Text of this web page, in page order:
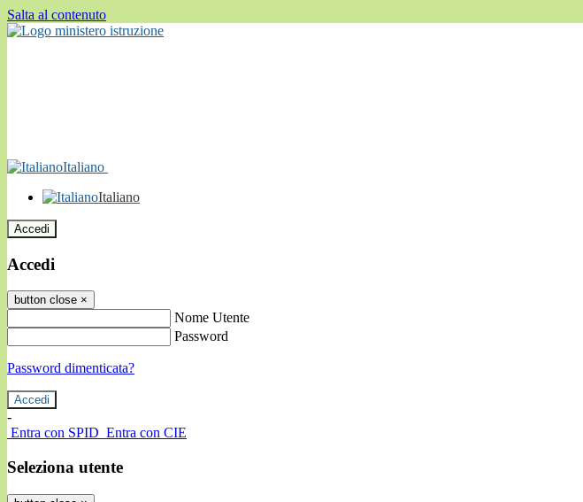
Salta al contenuto
Italiano
Italiano
Accedi
Accedi
button close ×
Nome Utente
Password
Password dimenticata?
-
Entra con SPID Entra con CIE
Seleziona utente